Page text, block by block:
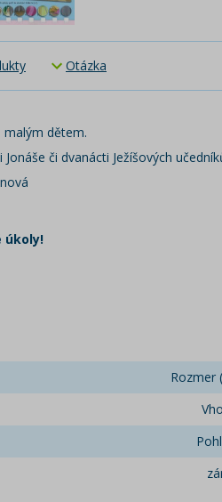
Otázka
malým dětem.
či dvanácti Ježíšových
úkoly!
Rozmer